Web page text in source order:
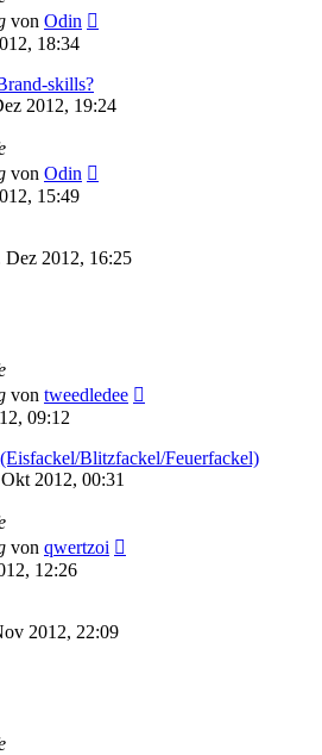
von Odin
18:34
skills?
2012, 19:24
von Odin
15:49
2012, 16:25
von tweedledee
09:12
Blitzfackel/Feuerfackel)
2012, 00:31
von qwertzoi
12:26
2012, 22:09